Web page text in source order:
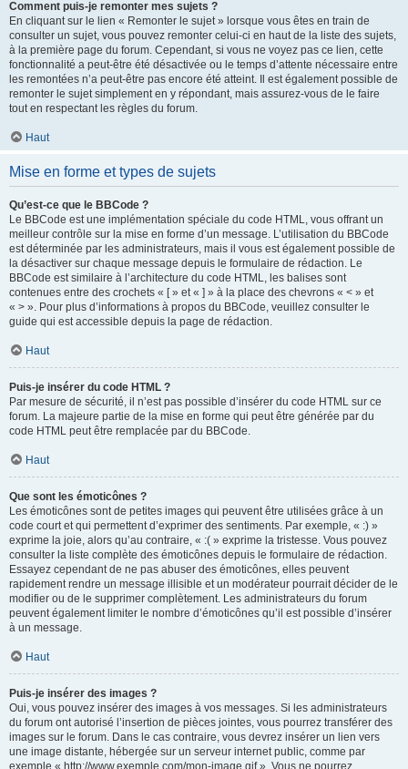
Comment puis-je remonter mes sujets ?
En cliquant sur le lien « Remonter le sujet » lorsque vous êtes en train de
consulter un sujet, vous pouvez remonter celui-ci en haut de la liste des sujets,
à la première page du forum. Cependant, si vous ne voyez pas ce lien, cette
fonctionnalité a peut-être été désactivée ou le temps d’attente nécessaire entre
les remontées n’a peut-être pas encore été atteint. Il est également possible de
remonter le sujet simplement en y répondant, mais assurez-vous de le faire
tout en respectant les règles du forum.
Haut
Mise en forme et types de sujets
Qu’est-ce que le BBCode ?
Le BBCode est une implémentation spéciale du code HTML, vous offrant un
meilleur contrôle sur la mise en forme d’un message. L’utilisation du BBCode
est déterminée par les administrateurs, mais il vous est également possible de
la désactiver sur chaque message depuis le formulaire de rédaction. Le
BBCode est similaire à l’architecture du code HTML, les balises sont
contenues entre des crochets « [ » et « ] » à la place des chevrons « < » et
« > ». Pour plus d’informations à propos du BBCode, veuillez consulter le
guide qui est accessible depuis la page de rédaction.
Haut
Puis-je insérer du code HTML ?
Par mesure de sécurité, il n’est pas possible d’insérer du code HTML sur ce
forum. La majeure partie de la mise en forme qui peut être générée par du
code HTML peut être remplacée par du BBCode.
Haut
Que sont les émoticônes ?
Les émoticônes sont de petites images qui peuvent être utilisées grâce à un
code court et qui permettent d’exprimer des sentiments. Par exemple, « :) »
exprime la joie, alors qu’au contraire, « :( » exprime la tristesse. Vous pouvez
consulter la liste complète des émoticônes depuis le formulaire de rédaction.
Essayez cependant de ne pas abuser des émoticônes, elles peuvent
rapidement rendre un message illisible et un modérateur pourrait décider de le
modifier ou de le supprimer complètement. Les administrateurs du forum
peuvent également limiter le nombre d’émoticônes qu’il est possible d’insérer
à un message.
Haut
Puis-je insérer des images ?
Oui, vous pouvez insérer des images à vos messages. Si les administrateurs
du forum ont autorisé l’insertion de pièces jointes, vous pourrez transférer des
images sur le forum. Dans le cas contraire, vous devrez insérer un lien vers
une image distante, hébergée sur un serveur internet public, comme par
exemple « http://www.exemple.com/mon-image.gif ». Vous ne pourrez